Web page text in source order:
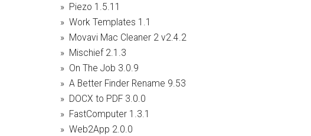
Piezo 1.5.11
Work Templates 1.1
Movavi Mac Cleaner 2 v2.4.2
Mischief 2.1.3
On The Job 3.0.9
A Better Finder Rename 9.53
DOCX to PDF 3.0.0
FastComputer 1.3.1
Web2App 2.0.0